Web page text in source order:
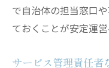
で自治体の担当窓口
ておくことが安定運営
サービス管理責任者